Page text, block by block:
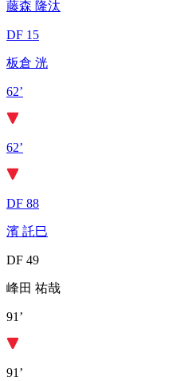
藤森 隆汰
DF 15
板倉 洸
62’
62’
DF 88
濱 託巳
DF 49
峰田 祐哉
91’
91’